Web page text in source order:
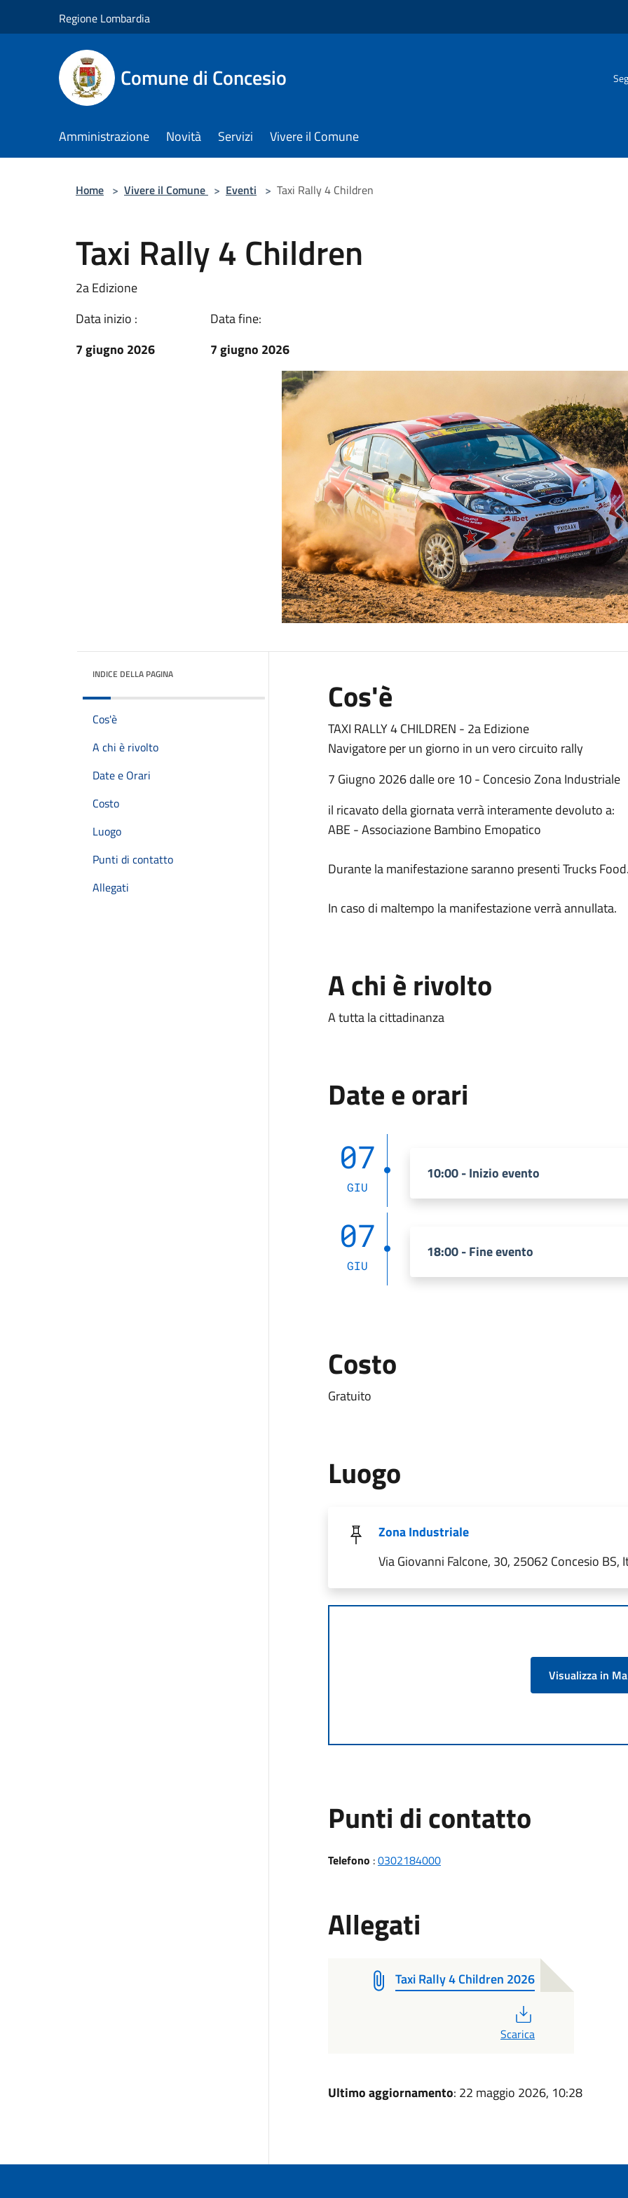
Regione Lombardia
Comune di Concesio
Amministrazione Novità Servizi Vivere il Comune
Home > Vivere il Comune > Eventi > Taxi Rally 4 Children
Taxi Rally 4 Children
2a Edizione
Data inizio :
7 giugno 2026
Data fine:
7 giugno 2026
INDICE DELLA PAGINA
Cos'è
A chi è rivolto
Date e Orari
Costo
Luogo
Punti di contatto
Allegati
Cos'è
TAXI RALLY 4 CHILDREN - 2a Edizione
Navigatore per un giorno in un vero circuito rally
7 Giugno 2026 dalle ore 10 - Concesio Zona Industriale
il ricavato della giornata verrà interamente devoluto a:
ABE - Associazione Bambino Emopatico
Durante la manifestazione saranno presenti Trucks
In caso di maltempo la manifestazione verrà annullata.
A chi è rivolto
A tutta la cittadinanza
Date e orari
07
GIU
10:00 - Inizio evento
07
GIU
18:00 - Fine evento
Costo
Gratuito
Luogo
Zona Industriale
Via Giovanni Falcone, 30, 25062 Concesio BS,
Visualizza in
Punti di contatto
Telefono :0302184000
Allegati
Taxi Rally 4 Children 2026
Scarica
Ultimo aggiornamento: 22 maggio 2026, 10:28